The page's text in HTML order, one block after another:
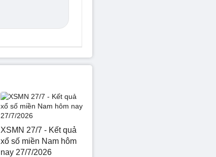
XSMN 27/7 - Kết quả
xổ số miền Nam hôm
nay 27/7/2026